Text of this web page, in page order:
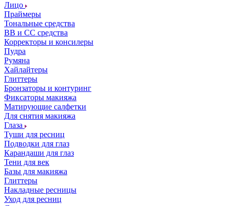
Лицо
Праймеры
Тональные средства
ВВ и СС средства
Корректоры и консилеры
Пудра
Румяна
Хайлайтеры
Глиттеры
Бронзаторы и контуринг
Фиксаторы макияжа
Матирующие салфетки
Для снятия макияжа
Глаза
Туши для ресниц
Подводки для глаз
Карандаши для глаз
Тени для век
Базы для макияжа
Глиттеры
Накладные ресницы
Уход для ресниц